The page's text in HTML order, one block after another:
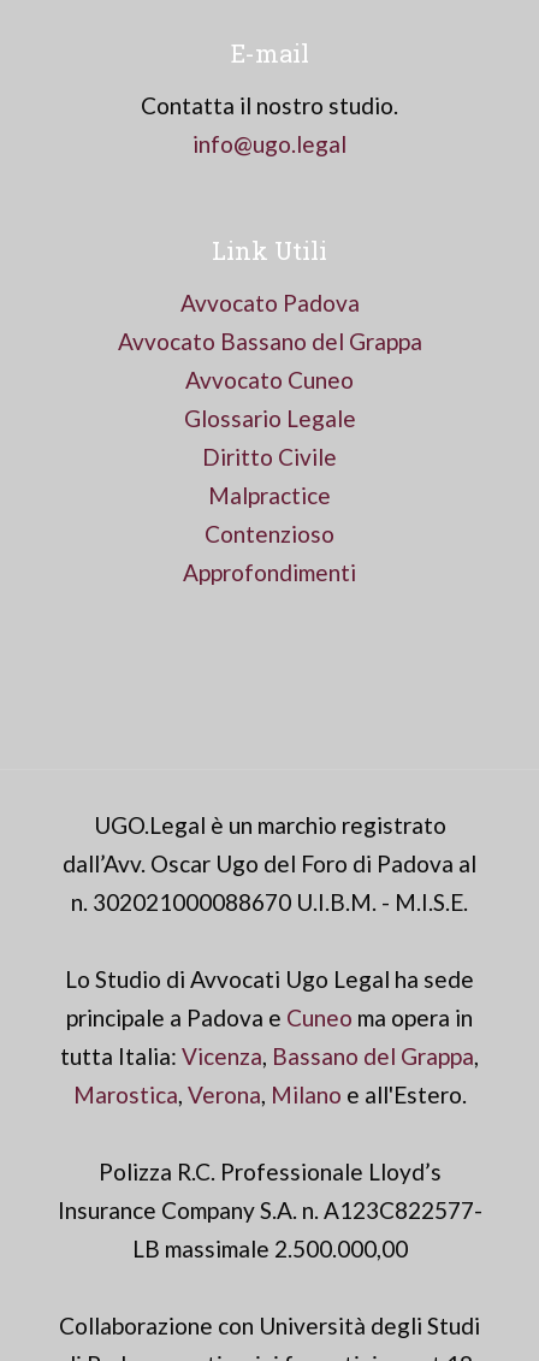
E-mail
Contatta il nostro studio.
info@ugo.legal
Link Utili
Avvocato Padova
Avvocato Bassano del Grappa
Avvocato Cuneo
Glossario Legale
Diritto Civile
Malpractice
Contenzioso
Approfondimenti
UGO.Legal è un marchio registrato
dall’Avv. Oscar Ugo del Foro di Padova al
n. 302021000088670 U.I.B.M. - M.I.S.E.
Lo Studio di Avvocati Ugo Legal ha sede
principale a Padova e Cuneo ma opera in
tutta Italia: Vicenza, Bassano del Grappa,
Marostica, Verona, Milano e all'Estero.
Polizza R.C. Professionale Lloyd’s
Insurance Company S.A. n. A123C822577-
LB massimale 2.500.000,00
Collaborazione con Università degli Studi